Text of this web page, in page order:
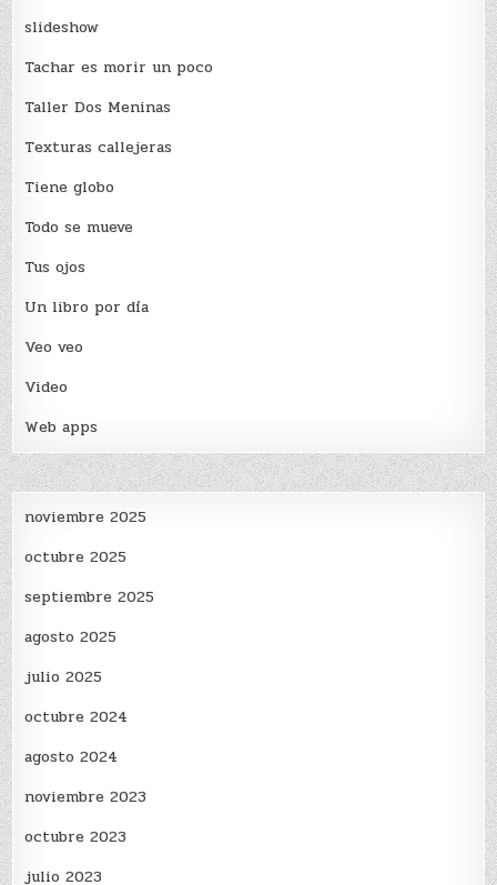
slideshow
Tachar es morir un poco
Taller Dos Meninas
Texturas callejeras
Tiene globo
Todo se mueve
Tus ojos
Un libro por día
Veo veo
Video
Web apps
noviembre 2025
octubre 2025
septiembre 2025
agosto 2025
julio 2025
octubre 2024
agosto 2024
noviembre 2023
octubre 2023
julio 2023